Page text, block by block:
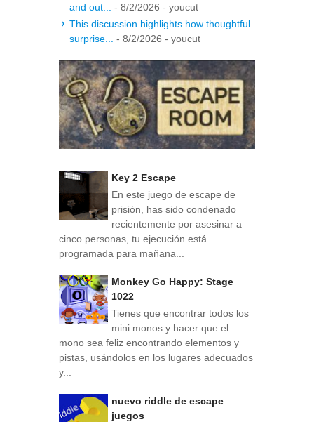
and out...
- 8/2/2026 - youcut
This discussion highlights how thoughtful
surprise...
- 8/2/2026 - youcut
Key 2 Escape
En este juego de escape de
prisión, has sido condenado
recientemente por asesinar a
cinco personas, tu ejecución está
programada para mañana...
Monkey Go Happy: Stage
1022
Tienes que encontrar todos los
mini monos y hacer que el
mono sea feliz encontrando elementos y
pistas, usándolos en los lugares adecuados
y...
nuevo riddle de escape
juegos